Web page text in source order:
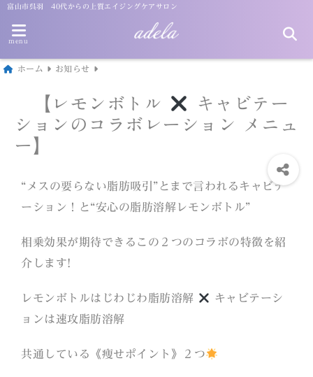
富山市呉羽 40代からの上質エイジングケアサロン
menu
ホーム お知らせ
【レモンボトル
キャビテー
ションのコラボレーション メニュ
ー】
“メスの要らない脂肪吸引”とまで言われるキャビテ
ーション！と“安心の脂肪溶解レモンボトル”
相乗効果が期待できるこの２つのコラボの特徴を紹
介します!
レモンボトルはじわじわ脂肪溶解
キャビテーシ
ョンは速攻脂肪溶解
共通している《痩せポイント》２つ